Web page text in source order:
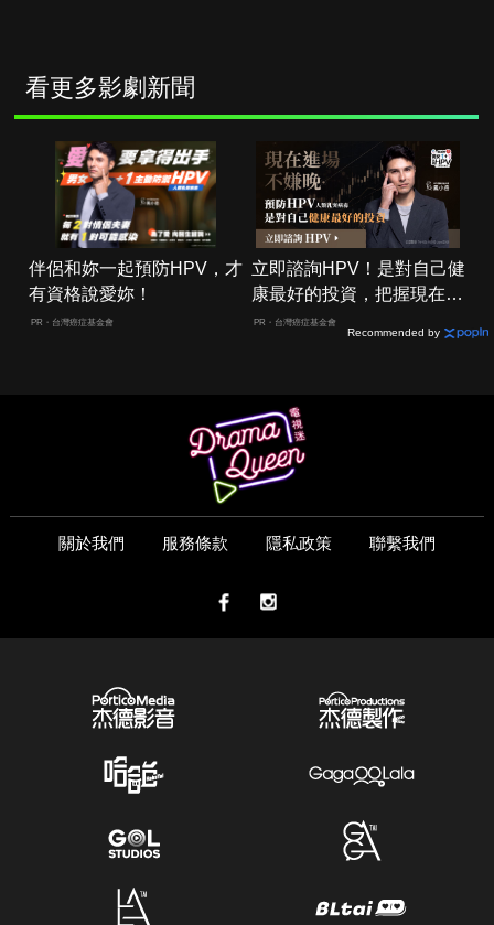
看更多影劇新聞
伴侶和妳一起預防HPV，才
有資格說愛妳！
PR・台灣癌症基金會
立即諮詢HPV！是對自己健
康最好的投資，把握現在不
嫌晚！
PR・台灣癌症基金會
Recommended by
關於我們 服務條款 隱私政策 聯繫我們